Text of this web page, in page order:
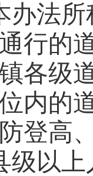
办法
行的
各级
内的
登高
级以